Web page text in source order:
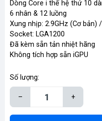
Dòng Core i thế hệ thứ 10
6 nhân & 12 luồng
Xung nhịp: 2.9GHz (Cơ bản)
Socket: LGA1200
Đã kèm sẵn tản nhiệt hãng
Không tích hợp sẵn iGPU
Số lượng:
– +